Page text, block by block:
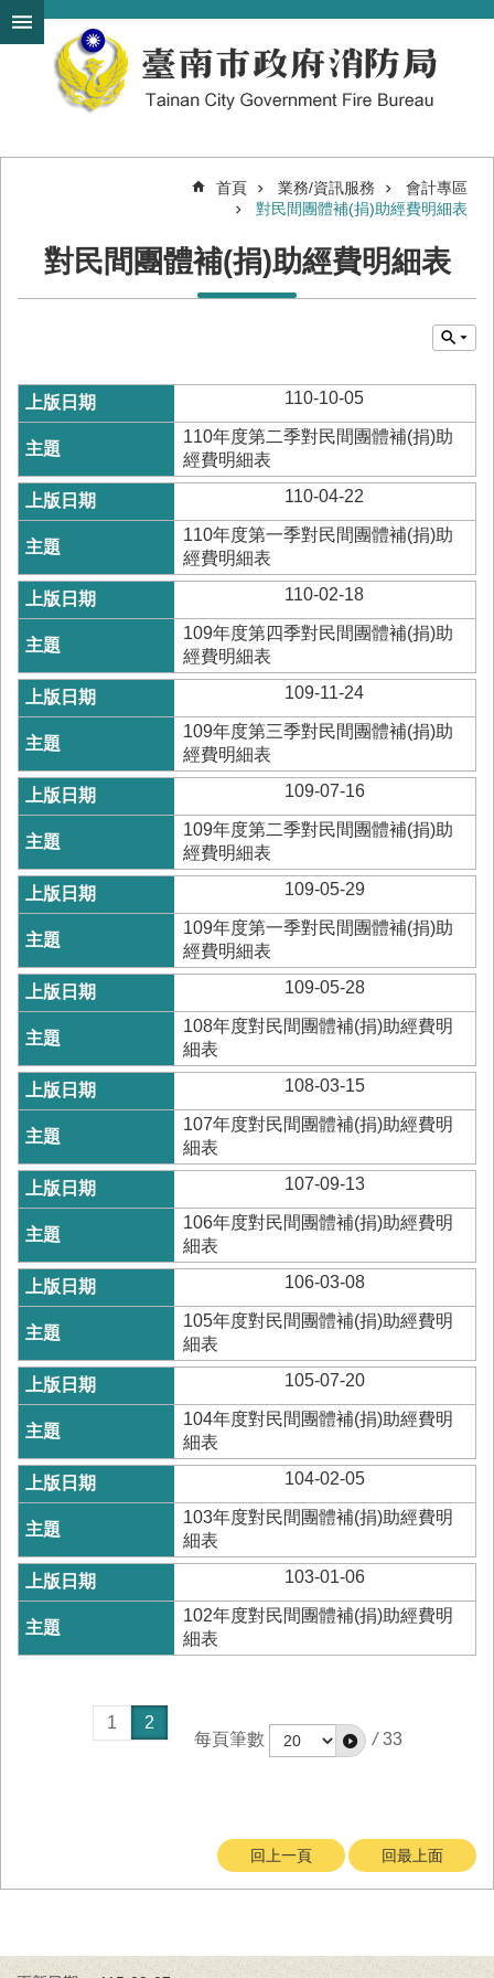
跳到主要內容區塊
搜
尋
進
布
便
民
服
務
業
資
訊
服
消
宣
導
民
力
地
接
受
贈
與
開
徵
網
站
導
回
臺
南
市
府
站
English
回
首
臺
南
市
政
位
首頁 業務/資訊服務
會計專區
對民間團體補(捐)助經費明細表
對民間團體補(捐)助經費明細表
110-10-05
110年度第二季對民間團體補(捐)助
經費明細表
110-04-22
110年度第一季對民間團體補(捐)助
經費明細表
110-02-18
109年度第四季對民間團體補(捐)助
經費明細表
109-11-24
109年度第三季對民間團體補(捐)助
經費明細表
109-07-16
109年度第二季對民間團體補(捐)助
經費明細表
109-05-29
109年度第一季對民間團體補(捐)助
經費明細表
109-05-28
108年度對民間團體補(捐)助經費明
細表
108-03-15
107年度對民間團體補(捐)助經費明
細表
107-09-13
106年度對民間團體補(捐)助經費明
細表
106-03-08
105年度對民間團體補(捐)助經費明
細表
105-07-20
104年度對民間團體補(捐)助經費明
細表
104-02-05
103年度對民間團體補(捐)助經費明
細表
103-01-06
102年度對民間團體補(捐)助經費明
細表
1
2
每頁筆數
/ 33
回上一頁 回最上面